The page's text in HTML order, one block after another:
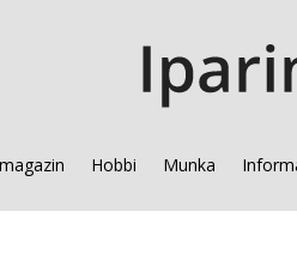
Hobbi Munka